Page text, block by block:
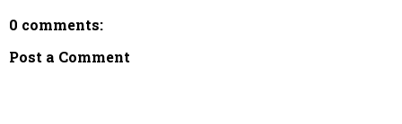
0 comments:
Post a Comment